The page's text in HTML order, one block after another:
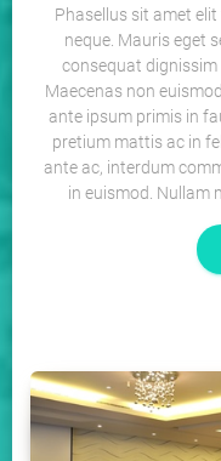
Phasellus sit amet
neque. Mauris eget
consequat dignissim
Maecenas non
ante ipsum primis in
pretium mattis ac in
ante ac, interdum
in euismod. Nullam